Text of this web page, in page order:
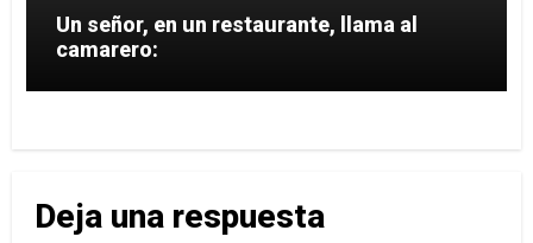
Un señor, en un restaurante, llama al
camarero:
Deja una respuesta